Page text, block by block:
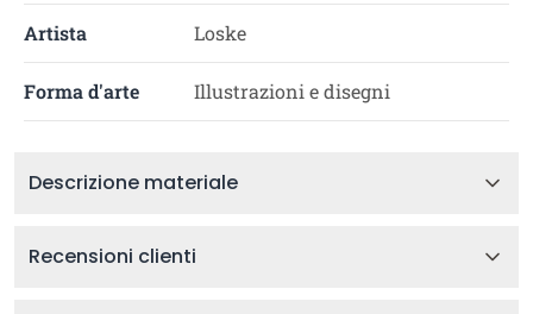
Artista Loske
Forma d'arte Illustrazioni e disegni
Descrizione materiale
Recensioni clienti